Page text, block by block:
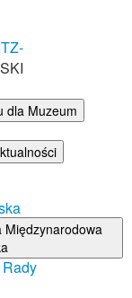
dla Muzeum
Międzynarodowa